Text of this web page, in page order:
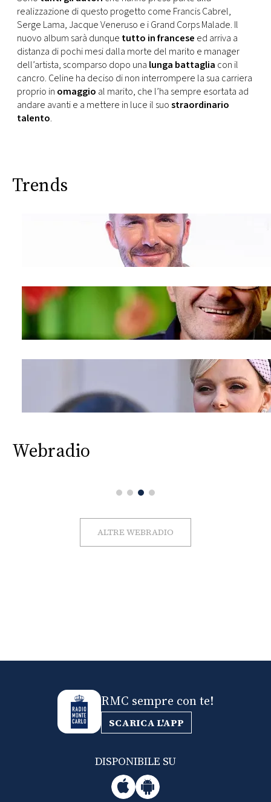
CONSIGLIA
realizzazione di questo progetto come Francis Cabrel,
Serge Lama, Jacque Veneruso e i Grand Corps Malade. Il
nuovo album sarà dunque tutto in francese ed arriva a
distanza di pochi mesi dalla morte del marito e manager
dell’artista, scomparso dopo una lunga battaglia con il
cancro. Celine ha deciso di non interrompere la sua carriera
proprio in omaggio al marito, che l’ha sempre esortata ad
andare avanti e a mettere in luce il suostraordinario
talento.
Trends
Webradio
ALTRE WEBRADIO
RMC sempre con te!
SCARICA L'APP
DISPONIBILE SU